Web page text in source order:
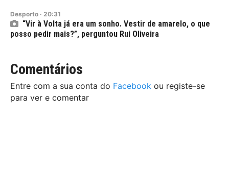
Desporto · 20:31
“Vir à Volta já era um sonho. Vestir de amarelo, o que
posso pedir mais?”, perguntou Rui Oliveira
Comentários
Entre com a sua conta do Facebook ou registe-se
para ver e comentar